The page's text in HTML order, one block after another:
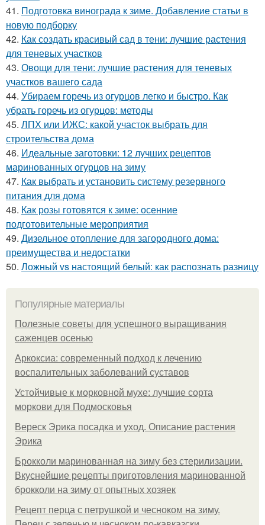
41. Подготовка винограда к зиме. Добавление статьи в
новую подборку
42. Как создать красивый сад в тени: лучшие растения
для теневых участков
43. Овощи для тени: лучшие растения для теневых
участков вашего сада
44. Убираем горечь из огурцов легко и быстро. Как
убрать горечь из огурцов: методы
45. ЛПХ или ИЖС: какой участок выбрать для
строительства дома
46. Идеальные заготовки: 12 лучших рецептов
маринованных огурцов на зиму
47. Как выбрать и установить систему резервного
питания для дома
48. Как розы готовятся к зиме: осенние
подготовительные мероприятия
49. Дизельное отопление для загородного дома:
преимущества и недостатки
50. Ложный vs настоящий белый: как распознать разницу
Популярные материалы
Полезные советы для успешного выращивания
саженцев осенью
Аркоксиа: современный подход к лечению
воспалительных заболеваний суставов
Устойчивые к морковной мухе: лучшие сорта
моркови для Подмосковья
Вереск Эрика посадка и уход. Описание растения
Эрика
Брокколи маринованная на зиму без стерилизации.
Вкуснейшие рецепты приготовления маринованной
брокколи на зиму от опытных хозяек
Рецепт перца с петрушкой и чесноком на зиму.